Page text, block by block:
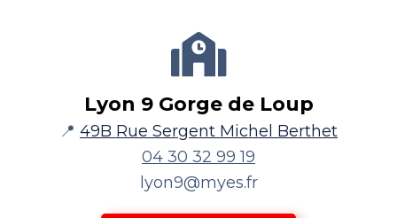
Lyon 9 Gorge de Loup
📍 49B Rue Sergent Michel Berthet
04 30 32 99 19
lyon9@myes.fr